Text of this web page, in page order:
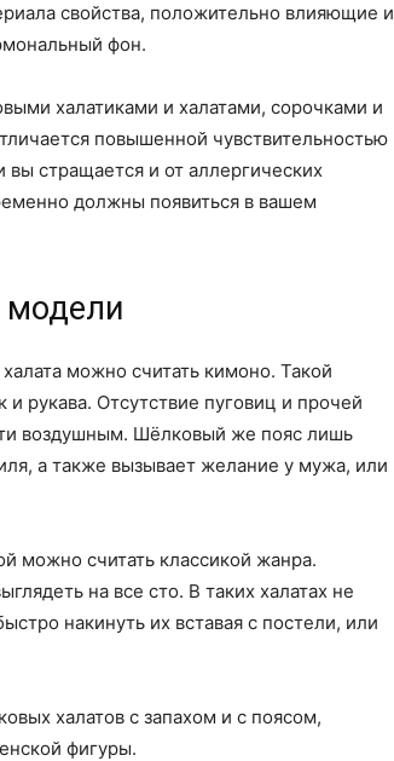
свойства, положительно влияющие и
фон.
халатиками и халатами, сорочками и
повышенной чувствительностью
стращается и от аллергических
должны появиться в вашем
модели
можно считать кимоно. Такой
рукава. Отсутствие пуговиц и прочей
воздушным. Шёлковый же пояс лишь
а также вызывает желание у мужа, или
можно считать классикой жанра.
на все сто. В таких халатах не
накинуть их вставая с постели, или
халатов с запахом и с поясом,
фигуры.